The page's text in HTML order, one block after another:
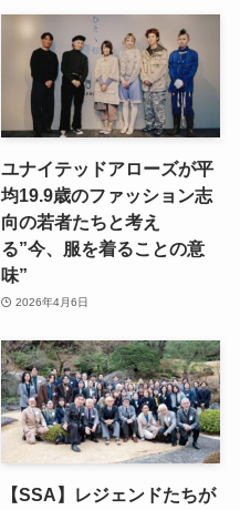
ユナイテッドアローズが平
均19.9歳のファッション志
向の若者たちと考え
る”今、服を着ることの意
味”
2026年4月6日
【SSA】レジェンドたちが